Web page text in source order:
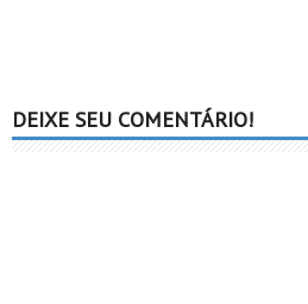
DEIXE SEU COMENTÁRIO!